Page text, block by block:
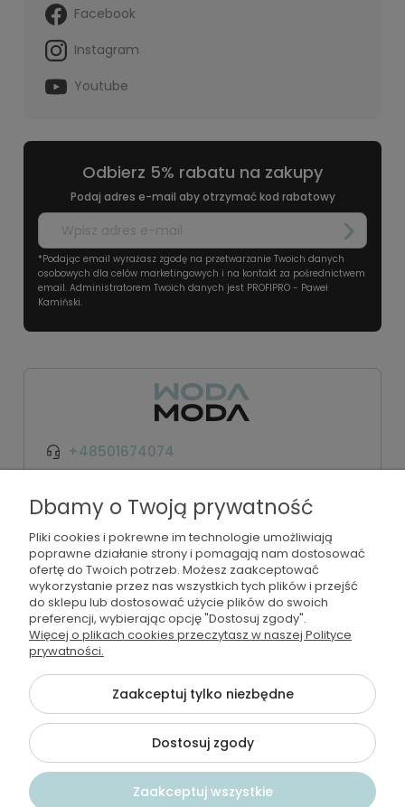
Facebook
Instagram
Youtube
Odbierz 5% rabatu na zakupy
Podaj adres e-mail aby otrzymać kod rabatowy
*Podając email wyrażasz zgodę na przetwarzanie Twoich danych
osobowych dla celów marketingowych i na kontakt za pośrednictwem
email. Administratorem Twoich danych jest PROFIPRO - Paweł
Kamiński.
+48501674074
Moje konto
Regulamin i polityka
Płatności i dostawa
©2026 Wszelkie Prawa Zastrzeżone | Wodamoda
Szablon Flex by Ecommercy
Dbamy o Twoją prywatność
Pliki cookies i pokrewne im technologie umożliwiają
poprawne działanie strony i pomagają nam dostosować
ofertę do Twoich potrzeb. Możesz zaakceptować
wykorzystanie przez nas wszystkich tych plików i przejść
do sklepu lub dostosować użycie plików do swoich
preferencji, wybierając opcję "Dostosuj zgody".
Więcej o plikach cookies przeczytasz w naszej Polityce
prywatności.
Zaakceptuj tylko niezbędne
Dostosuj zgody
Zaakceptuj wszystkie